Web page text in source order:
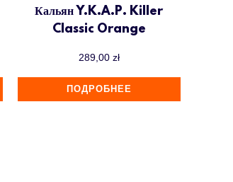
Кальян Y.K.A.P. Killer
Classic Orange
289,00 zł
ПОДРОБНЕЕ